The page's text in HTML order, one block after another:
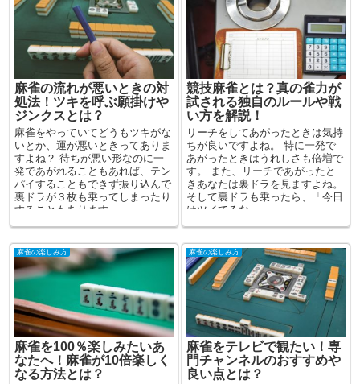
麻雀の流れが悪いときの対
処法！ツキを呼ぶ願掛けや
ジンクスとは？
麻雀をやっていてどうもツキがな
いとか、運が悪いときってありま
すよね？ 待ちが悪い形なのに一
発であがれることもあれば、テン
パイすることもできず振り込んで
裏ドラが３枚も乗ってしまったり
することもあります。 ...
競技麻雀とは？真の雀力が
試される独自のルールや戦
い方を解説！
リーチをしてあがったときは気持
ちが良いですよね。 特に一発で
あがったときはうれしさも倍増で
す。 また、リーチであがったと
きあなたは裏ドラを見ますよね。
そして裏ドラも乗ったら、「今日
はツイてるな～」...
麻雀の楽しみ方
麻雀を100％楽しみたいあ
なたへ！麻雀が10倍楽しく
なる方法とは？
麻雀の楽しみ方
麻雀をテレビで観たい！専
門チャンネルのおすすめや
良い点とは？